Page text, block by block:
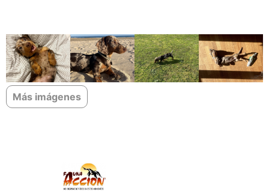
Más imágenes